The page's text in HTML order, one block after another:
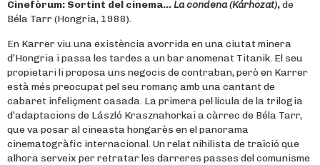
Cinefòrum: Sortint del cinema…La condena (Kárhozat),de
Béla Tarr (Hongria, 1988).
En Karrer viu una existència avorrida en una ciutat minera
d’Hongria i passa les tardes a un bar anomenat Titanik. El seu
propietari li proposa uns negocis de contraban, però en Karrer
està més preocupat pel seu romanç amb una cantant de
cabaret infeliçment casada. La primera pel·lícula de la trilogia
d’adaptacions de László Krasznahorkai a càrrec de Béla Tarr,
que va posar al cineasta hongarès en el panorama
cinematogràfic internacional. Un relat nihilista de traïció que
alhora serveix per retratar les darreres passes del comunisme